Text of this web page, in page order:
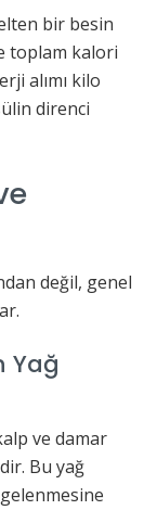
bir besin
toplam kalori
alımı kilo
direnci
değil, genel
Yağ
ve damar
Bu yağ